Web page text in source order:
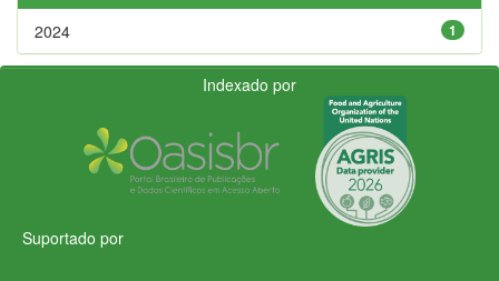
1
2024
Indexado por
Suportado por